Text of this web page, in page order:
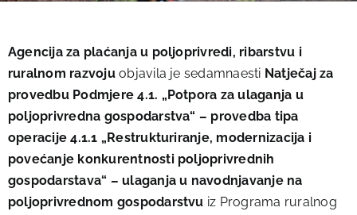
Agencija za plaćanja u poljoprivredi, ribarstvu i
ruralnom razvojuobjavila je sedamnaesti Natječaj za
provedbu Podmjere 4.1. „Potpora za ulaganja u
poljoprivredna gospodarstva“ – provedba tipa
operacije 4.1.1 „Restrukturiranje, modernizacija i
povećanje konkurentnosti poljoprivrednih
gospodarstava“ – ulaganja u navodnjavanje na
poljoprivrednom gospodarstvu iz Programa ruralnog